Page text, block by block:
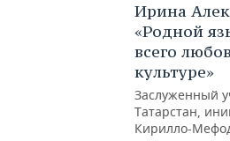
Ирина
«Родной
всего
культуре»
Заслуженный
Татарстан,
Кирилло-